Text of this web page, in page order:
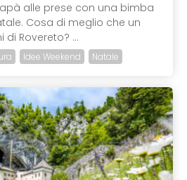
alle prese con una bimba
Cosa di meglio che un
Rovereto? ...
Idee Weekend Natale